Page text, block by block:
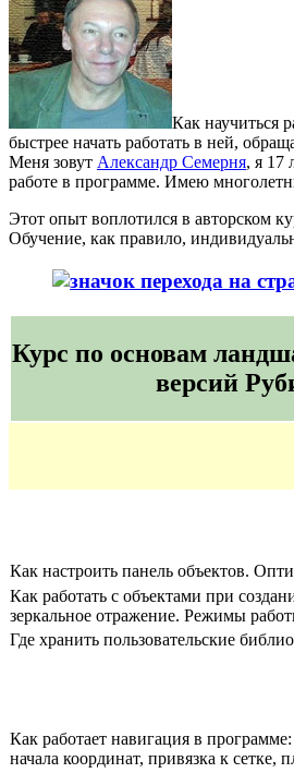
Как научиться
быстрее начать работать в ней,
Меня зовут Александр Семерня, я 17
работе в программе. Имею
Этот опыт воплотился в авторском
Обучение, как правило,
Курс по основам
версий
Как настроить панель объектов.
Как работать с объектами при
зеркальное отражение. Режимы
Где хранить пользовательские
Как работает навигация в
начала координат, привязка к